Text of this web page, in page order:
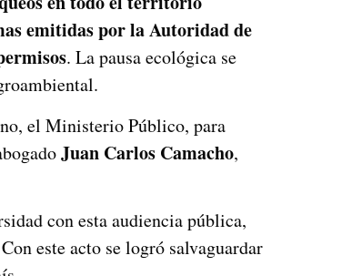
emitidas por laAutoridad de
. La pausa ecológica se
el Ministerio Público, para
Juan Carlos Camacho,
con esta audiencia pública,
este acto se logró salvaguardar